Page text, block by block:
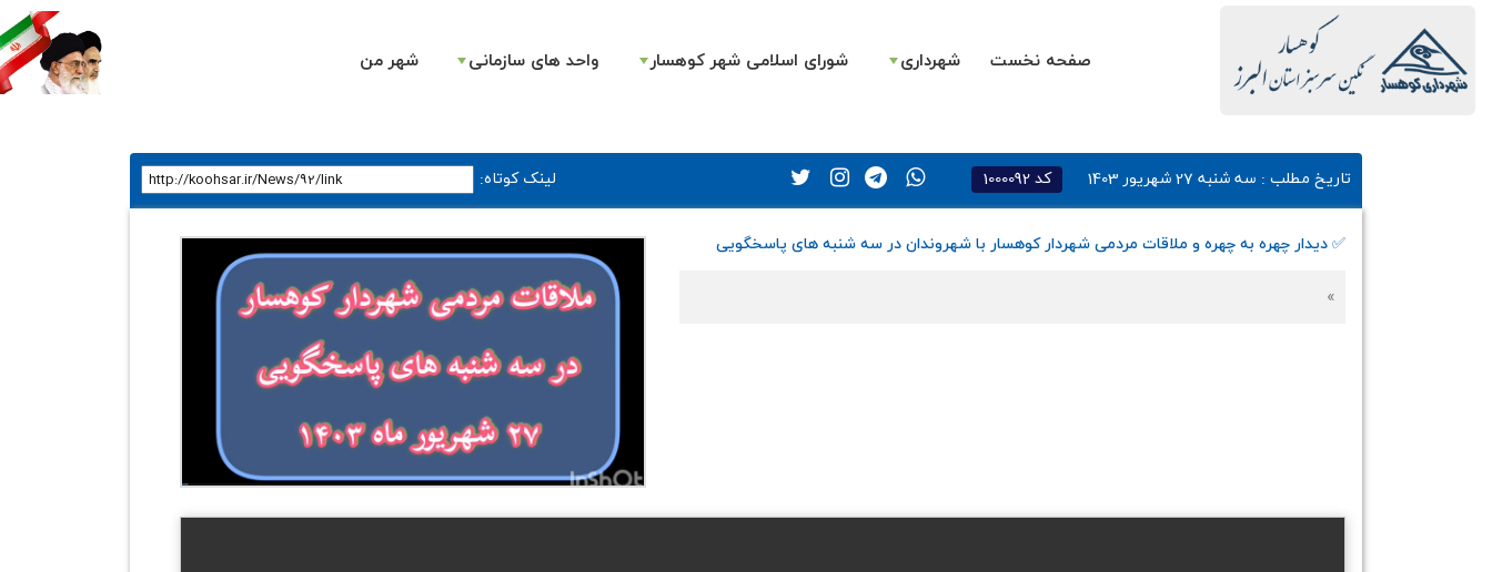
صفحه نخست شهرداری شورای اسلامی شهر کوهسار واحد های سازمانی شهر من
تاریخ مطلب : سه شنبه 27 شهریور 1403 کد 1000092 لینک کوتاه:
✅️ دیدار چهره به چهره و ملاقات مردمی شهردار کوهسار با شهروندان در سه شنبه های پاسخگویی
»